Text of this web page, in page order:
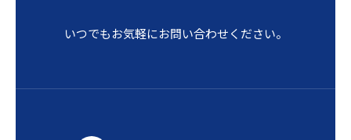
いつでもお気軽にお問い合わせください。